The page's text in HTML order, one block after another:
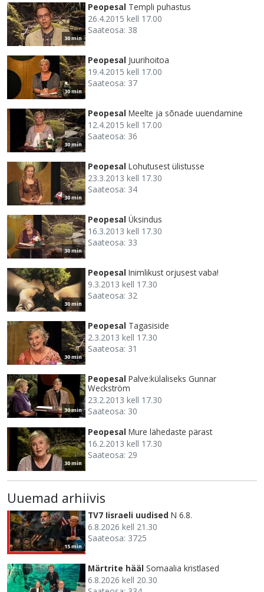
30 min
Peopesal Templi puhastus
26.4.2015 kell 17.00
Saateosa: 38
30 min
Peopesal Juurihoitoa
19.4.2015 kell 17.00
Saateosa: 37
30 min
Peopesal Meelte ja sõnade uuendamine
12.4.2015 kell 17.00
Saateosa: 36
30 min
Peopesal Lohutusest ülistusse
23.3.2013 kell 17.30
Saateosa: 34
30 min
Peopesal Üksindus
16.3.2013 kell 17.30
Saateosa: 33
30 min
Peopesal Inimlikust orjusest vaba!
9.3.2013 kell 17.30
Saateosa: 32
30 min
Peopesal Tagasiside
2.3.2013 kell 17.30
Saateosa: 31
30 min
Peopesal Palve:külaliseks Gunnar
Weckström
23.2.2013 kell 17.30
Saateosa: 30
30 min
Peopesal Mure lähedaste pärast
16.2.2013 kell 17.30
Saateosa: 29
Uuemad arhiivis
15 min
TV7 Iisraeli uudised N 6.8.
6.8.2026 kell 21.30
Saateosa: 3725
Märtrite hääl Somaalia kristlased
6.8.2026 kell 20.30